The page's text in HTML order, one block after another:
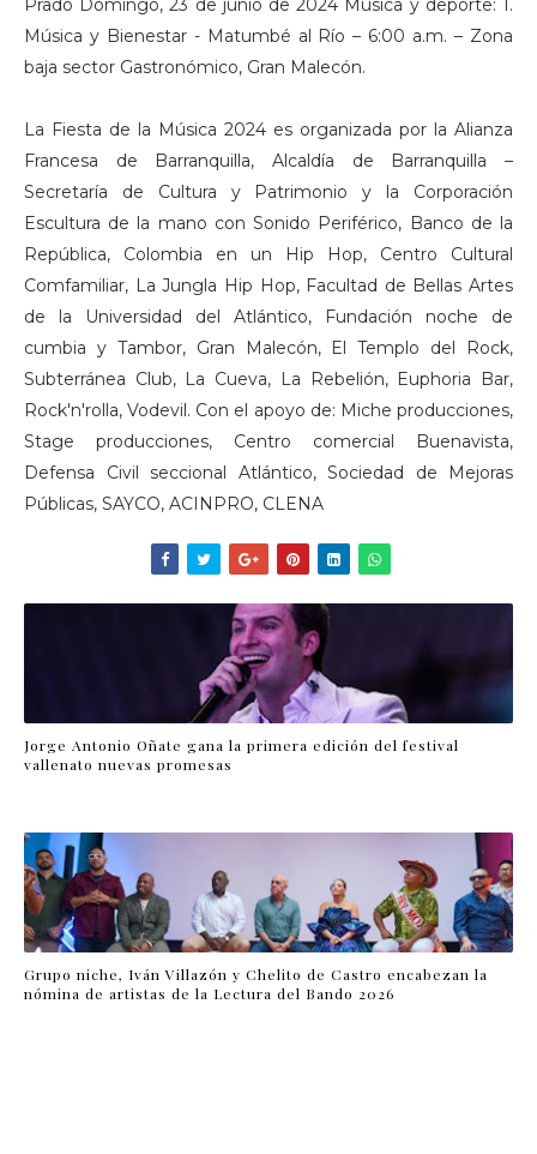
Prado Domingo, 23 de junio de 2024 Música y deporte: 1.
Música y Bienestar - Matumbé al Río – 6:00 a.m. – Zona
baja sector Gastronómico, Gran Malecón.
La Fiesta de la Música 2024 es organizada por la Alianza
Francesa de Barranquilla, Alcaldía de Barranquilla –
Secretaría de Cultura y Patrimonio y la Corporación
Escultura de la mano con Sonido Periférico, Banco de la
República, Colombia en un Hip Hop, Centro Cultural
Comfamiliar, La Jungla Hip Hop, Facultad de Bellas Artes
de la Universidad del Atlántico, Fundación noche de
cumbia y Tambor, Gran Malecón, El Templo del Rock,
Subterránea Club, La Cueva, La Rebelión, Euphoria Bar,
Rock'n'rolla, Vodevil. Con el apoyo de: Miche producciones,
Stage producciones, Centro comercial Buenavista,
Defensa Civil seccional Atlántico, Sociedad de Mejoras
Públicas, SAYCO, ACINPRO, CLENA
Jorge Antonio Oñate gana la primera edición del festival
vallenato nuevas promesas
Grupo niche, Iván Villazón y Chelito de Castro encabezan la
nómina de artistas de la Lectura del Bando 2026